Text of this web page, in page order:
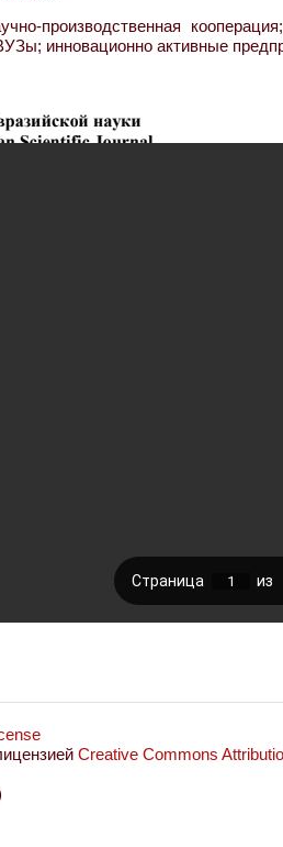
производственная
инновационно активные
Creative Commons